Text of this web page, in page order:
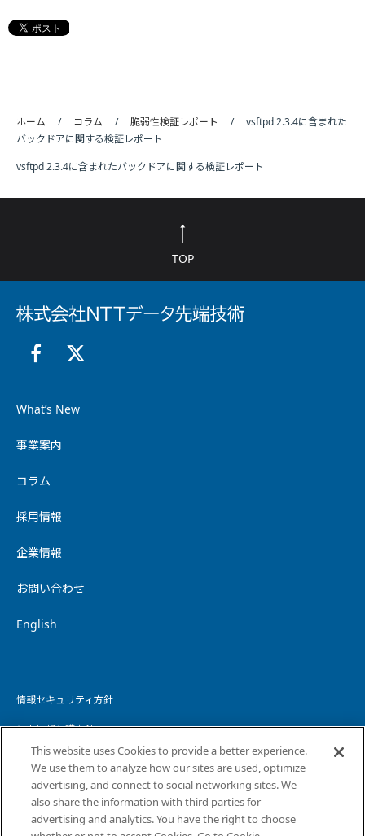
ホーム コラム 脆弱性検証レポート
vsftpd 2.3.4に含まれた
バックドアに関する検証レポート
vsftpd 2.3.4に含まれたバックドアに関する検証レポート
TOP
What’s New
事業案内
コラム
採用情報
企業情報
お問い合わせ
English
情報セキュリティ方針
個人情報保護方針
ウェブサイトプライバシーポリシー
コピーライト・免責事項
This website uses Cookies to provide a better experience.
We use them to analyze how our sites are used, optimize
advertising, and connect to social networking sites. We
also share the information with third parties for
advertising and analytics. You have the right to choose